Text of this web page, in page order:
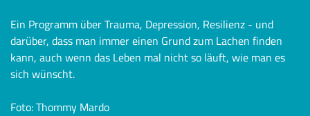
Ein Programm über Trauma, Depression, Resilienz - und
darüber, dass man immer einen Grund zum Lachen finden
kann, auch wenn das Leben mal nicht so läuft, wie man es
sich wünscht.
Foto: Thommy Mardo